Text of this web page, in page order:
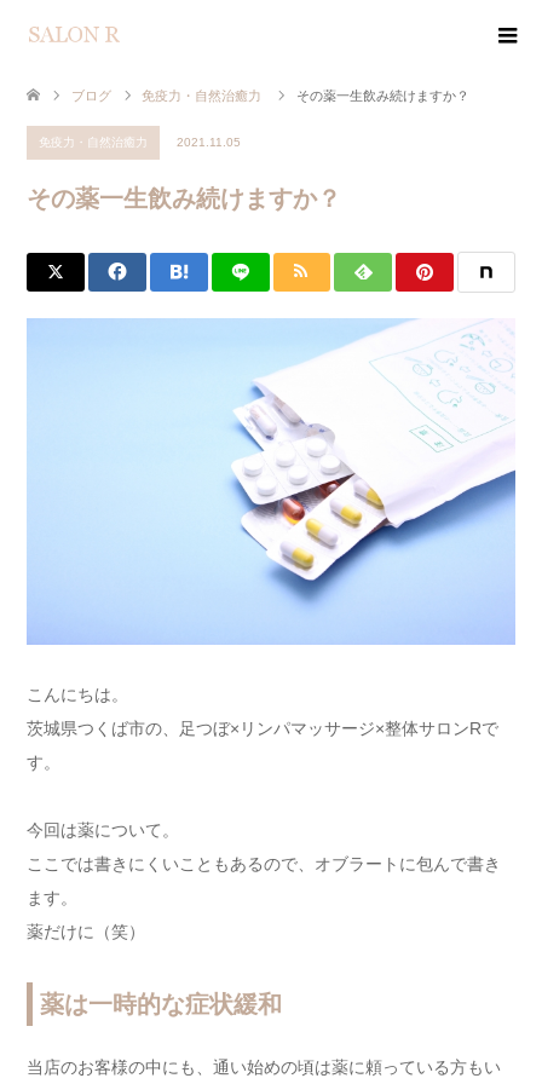
ブログ 免疫力・自然治癒力 その薬一生飲み続けますか？
免疫力・自然治癒力 2021.11.05
その薬一生飲み続けますか？
こんにちは。
茨城県つくば市の、足つぼ×リンパマッサージ×整体サロンRで
す。
今回は薬について。
ここでは書きにくいこともあるので、オブラートに包んで書き
ます。
薬だけに（笑）
薬は一時的な症状緩和
当店のお客様の中にも、通い始めの頃は薬に頼っている方もい